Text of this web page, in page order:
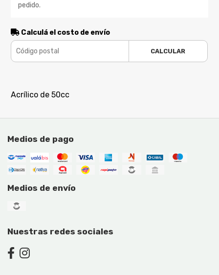
pedido.
Calculá el costo de envío
CALCULAR
Acrílico de 50cc
Medios de pago
Medios de envío
Nuestras redes sociales